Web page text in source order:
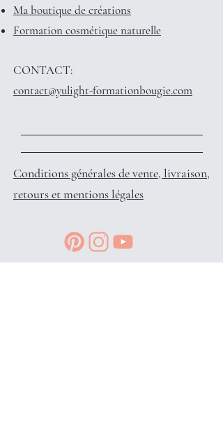
Ma boutique de créations
Formation cosmétique naturelle
CONTACT:
contact@yulight-formationbougie.com
Conditions générales de vente, livraison,
retours et mentions légales